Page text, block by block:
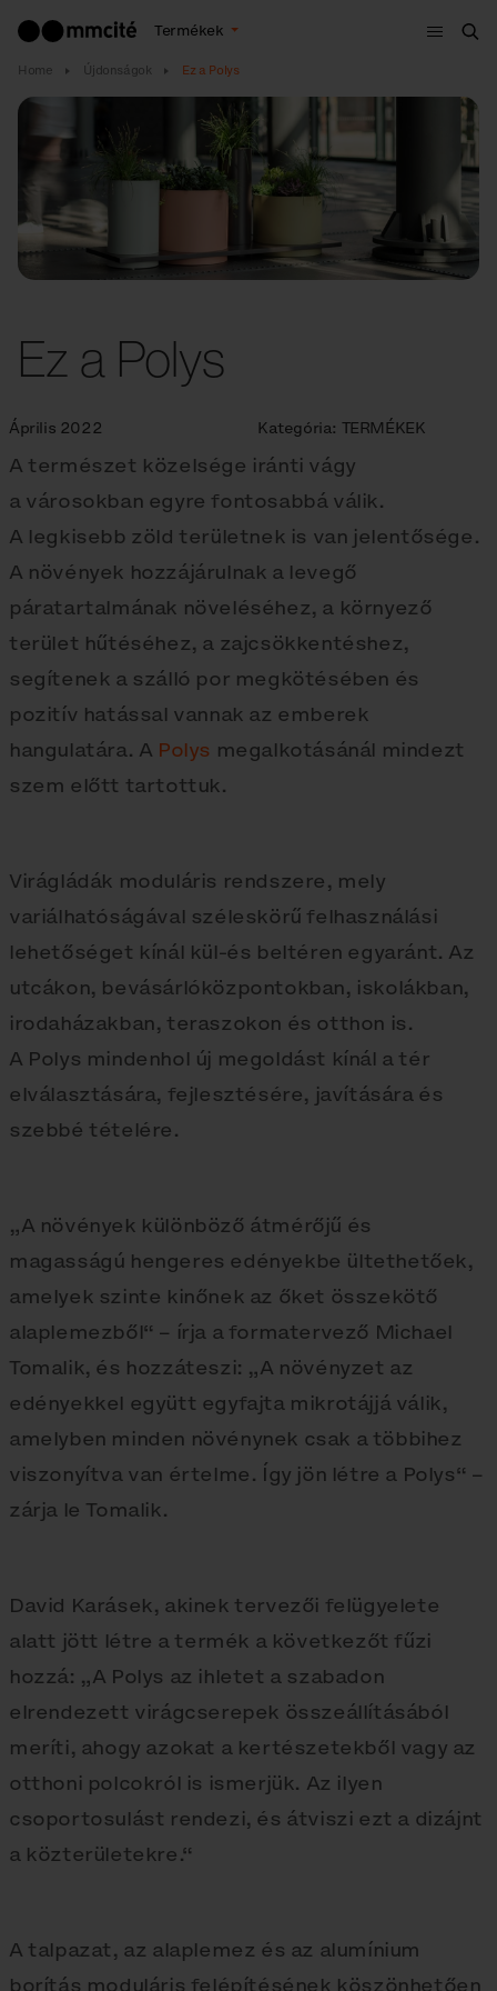
Termékek
Menü
Home Újdonságok Ez a Polys
Ez a Polys
Április 2022 Kategória: TERMÉKEK
A természet közelsége iránti vágy
a városokban egyre fontosabbá válik.
A legkisebb zöld területnek is van jelentősége.
A növények hozzájárulnak a levegő
páratartalmának növeléséhez, a környező
terület hűtéséhez, a zajcsökkentéshez,
segítenek a szálló por megkötésében és
pozitív hatással vannak az emberek
hangulatára. A Polys megalkotásánál mindezt
szem előtt tartottuk.
Virágládák moduláris rendszere, mely
variálhatóságával széleskörű felhasználási
lehetőséget kínál kül-és beltéren egyaránt. Az
utcákon, bevásárlóközpontokban, iskolákban,
irodaházakban, teraszokon és otthon is.
A Polys mindenhol új megoldást kínál a tér
elválasztására, fejlesztésére, javítására és
szebbé tételére.
„A növények különböző átmérőjű és
magasságú hengeres edényekbe ültethetőek,
amelyek szinte kinőnek az őket összekötő
alaplemezből“ – írja a formatervező Michael
Tomalik, és hozzáteszi: „A növényzet az
edényekkel együtt egyfajta mikrotájjá válik,
amelyben minden növénynek csak a többihez
viszonyítva van értelme. Így jön létre a Polys“ –
zárja le Tomalik.
David Karásek, akinek tervezői felügyelete
alatt jött létre a termék a következőt fűzi
hozzá: „A Polys az ihletet a szabadon
elrendezett virágcserepek összeállításából
meríti, ahogy azokat a kertészetekből vagy az
otthoni polcokról is ismerjük. Az ilyen
csoportosulást rendezi, és átviszi ezt a dizájnt
a közterületekre.“
A talpazat, az alaplemez és az alumínium
borítás moduláris felépítésének köszönhetően